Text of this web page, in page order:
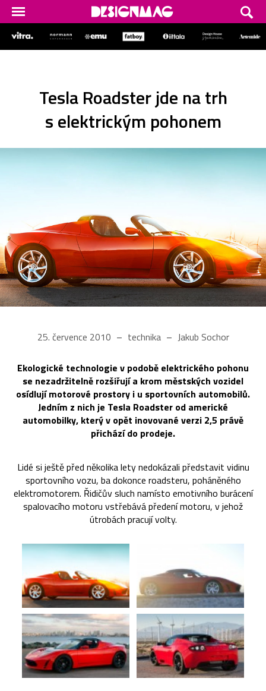
Tesla Roadster jde na trh
s elektrickým pohonem
25. července 2010 technika Jakub Sochor
Ekologické technologie v podobě elektrického pohonu
se nezadržitelně rozšiřují a krom městských vozidel
osídlují motorové prostory i u sportovních automobilů.
Jedním z nich je Tesla Roadster od americké
automobilky, který v opět inovované verzi 2,5 právě
přichází do prodeje.
Lidé si ještě před několika lety nedokázali představit vidinu
sportovního vozu, ba dokonce roadsteru, poháněného
elektromotorem. Řidičův sluch namísto emotivního burácení
spalovacího motoru vstřebává předení motoru, v jehož
útrobách pracují volty.